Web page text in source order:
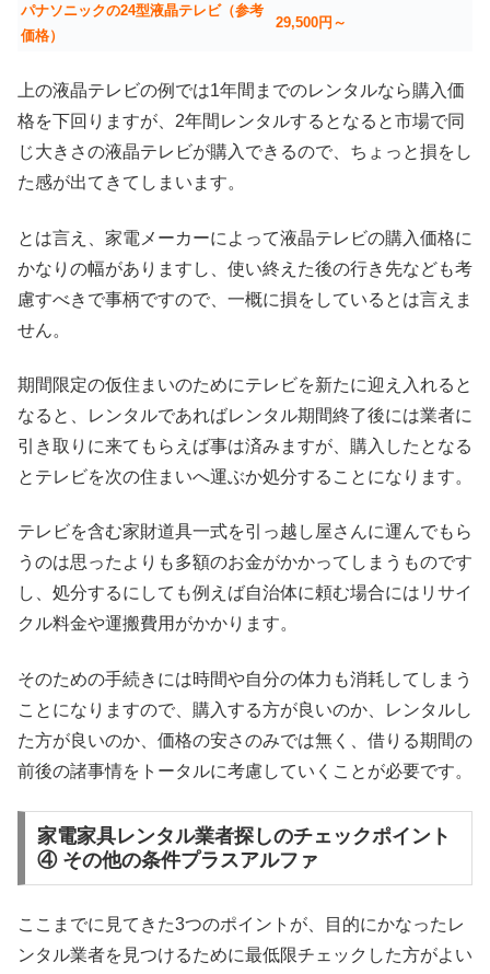
パナソニックの24型液晶テレビ（参考
価格）
29,500円～
上の液晶テレビの例では1年間までのレンタルなら購入価
格を下回りますが、2年間レンタルするとなると市場で同
じ大きさの液晶テレビが購入できるので、ちょっと損をし
た感が出てきてしまいます。
とは言え、家電メーカーによって液晶テレビの購入価格に
かなりの幅がありますし、使い終えた後の行き先なども考
慮すべきで事柄ですので、一概に損をしているとは言えま
せん。
期間限定の仮住まいのためにテレビを新たに迎え入れると
なると、レンタルであればレンタル期間終了後には業者に
引き取りに来てもらえば事は済みますが、購入したとなる
とテレビを次の住まいへ運ぶか処分することになります。
テレビを含む家財道具一式を引っ越し屋さんに運んでもら
うのは思ったよりも多額のお金がかかってしまうものです
し、処分するにしても例えば自治体に頼む場合にはリサイ
クル料金や運搬費用がかかります。
そのための手続きには時間や自分の体力も消耗してしまう
ことになりますので、購入する方が良いのか、レンタルし
た方が良いのか、価格の安さのみでは無く、借りる期間の
前後の諸事情をトータルに考慮していくことが必要です。
家電家具レンタル業者探しのチェックポイント
④ その他の条件プラスアルファ
ここまでに見てきた3つのポイントが、目的にかなったレ
ンタル業者を見つけるために最低限チェックした方がよい